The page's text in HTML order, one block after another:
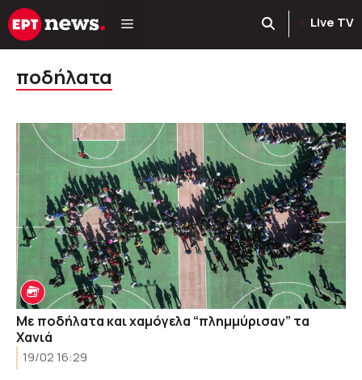
Μετάβαση
σε
Live TV
ποδήλατα
Με ποδήλατα και χαμόγελα “πλημμύρισαν” τα
Χανιά
19/02 16:29